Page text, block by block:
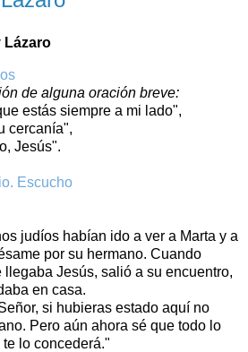
Lázaro
de alguna oración breve:
estás siempre a mi lado",
cercanía",
Jesús".
Escucho
judíos habían ido a ver a Marta y a
por su hermano. Cuando
llegaba Jesús, salió a su encuentro,
en casa.
si hubieras estado aquí no
Pero aún ahora sé que todo lo
lo concederá."